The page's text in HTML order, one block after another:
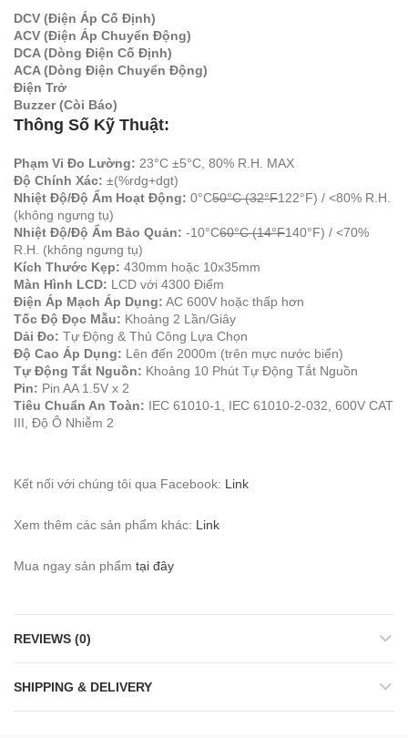
DCV (Điện Áp Cố Định)
ACV (Điện Áp Chuyển Động)
DCA (Dòng Điện Cố Định)
ACA (Dòng Điện Chuyển Động)
Điện Trở
Buzzer (Còi Báo)
Thông Số Kỹ Thuật:
Phạm Vi Đo Lường: 23°C ±5°C, 80% R.H. MAX
Độ Chính Xác: ±(%rdg+dgt)
Nhiệt Độ/Độ Ẩm Hoạt Động: 0°C50°C (32°F122°F) / <80% R.H.
(không ngưng tụ)
Nhiệt Độ/Độ Ẩm Bảo Quản: -10°C60°C (14°F140°F) / <70%
R.H. (không ngưng tụ)
Kích Thước Kẹp: 430mm hoặc 10x35mm
Màn Hình LCD: LCD với 4300 Điểm
Điện Áp Mạch Áp Dụng: AC 600V hoặc thấp hơn
Tốc Độ Đọc Mẫu: Khoảng 2 Lần/Giây
Dải Đo: Tự Động & Thủ Công Lựa Chọn
Độ Cao Áp Dụng: Lên đến 2000m (trên mực nước biển)
Tự Động Tắt Nguồn: Khoảng 10 Phút Tự Động Tắt Nguồn
Pin: Pin AA 1.5V x 2
Tiêu Chuẩn An Toàn: IEC 61010-1, IEC 61010-2-032, 600V CAT
III, Độ Ô Nhiễm 2
Kết nối với chúng tôi qua Facebook: Link
Xem thêm các sản phẩm khác: Link
Mua ngay sản phẩm tại đây
REVIEWS (0)
SHIPPING & DELIVERY